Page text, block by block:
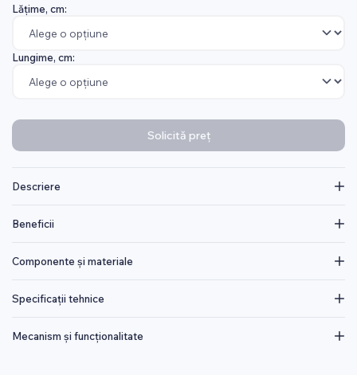
Lățime, cm:
Lungime, cm:
Solicită preț
Descriere
Beneficii
Componente și materiale
Specificații tehnice
Mecanism și funcționalitate